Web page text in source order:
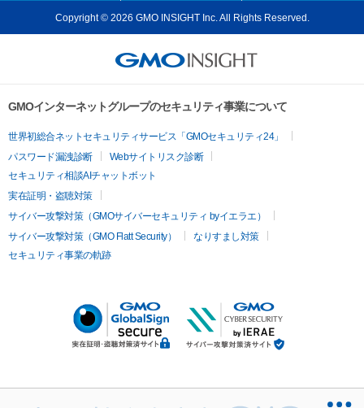
Copyright © 2026 GMO INSIGHT Inc. All Rights Reserved.
GMOインターネットグループのセキュリティ事業について
世界初総合ネットセキュリティサービス「GMOセキュリティ24」
パスワード漏洩診断
Webサイトリスク診断
セキュリティ相談AIチャットボット
実在証明・盗聴対策
サイバー攻撃対策（GMOサイバーセキュリティ byイエラエ）
サイバー攻撃対策（GMO Flatt Security）
なりすまし対策
セキュリティ事業の軌跡